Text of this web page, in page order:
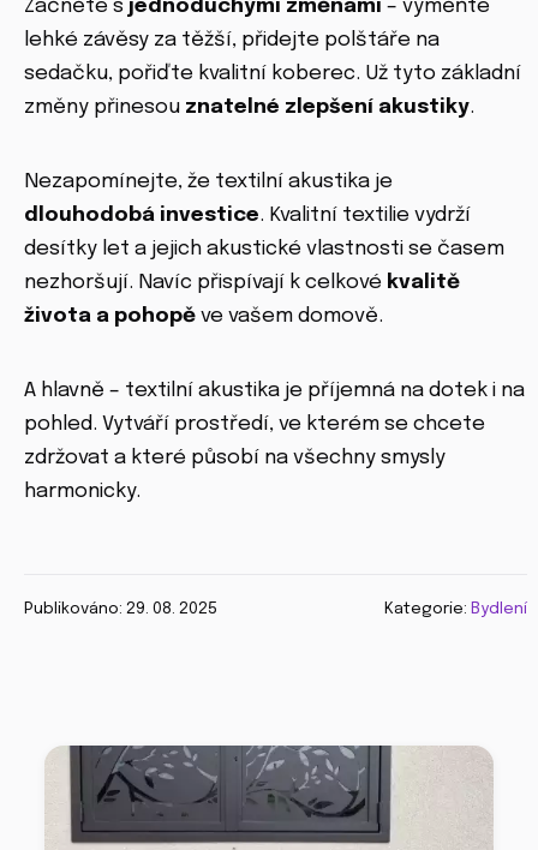
Začněte s jednoduchými změnami – vyměňte
lehké závěsy za těžší, přidejte polštáře na
sedačku, pořiďte kvalitní koberec. Už tyto základní
změny přinesou znatelné zlepšení akustiky.
Nezapomínejte, že textilní akustika je
dlouhodobá investice. Kvalitní textilie vydrží
desítky let a jejich akustické vlastnosti se časem
nezhoršují. Navíc přispívají k celkové kvalitě
života a pohopě ve vašem domově.
A hlavně – textilní akustika je příjemná na dotek i na
pohled. Vytváří prostředí, ve kterém se chcete
zdržovat a které působí na všechny smysly
harmonicky.
Publikováno: 29. 08. 2025 Kategorie: Bydlení